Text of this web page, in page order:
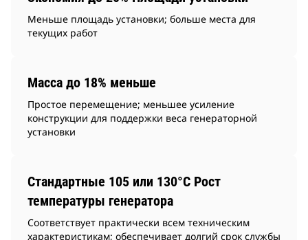
Меньше площадь установки; больше места для
текущих работ
Масса до 18% меньше
Простое перемещение; меньшее усиление
конструкции для поддержки веса генераторной
установки
Стандартные 105 или 130°C Рост
температуры генератора
Соответствует практически всем техническим
характеристикам; обеспечивает долгий срок службы